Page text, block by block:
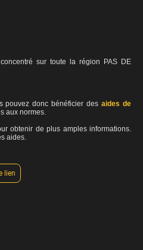
sur toute la région PAS DE
pouvez donc bénéficier desaides de
aux normes.
obtenir de plus amples informations.
aides.
lien